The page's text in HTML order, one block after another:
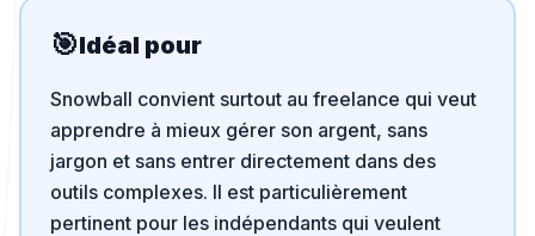
🎯Idéal pour
Snowball convient surtout au freelance qui veut
apprendre à mieux gérer son argent, sans
jargon et sans entrer directement dans des
outils complexes. Il est particulièrement
pertinent pour les indépendants qui veulent